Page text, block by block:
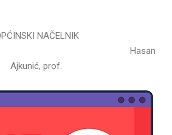
NAČELNIK
Ajkunić, prof.